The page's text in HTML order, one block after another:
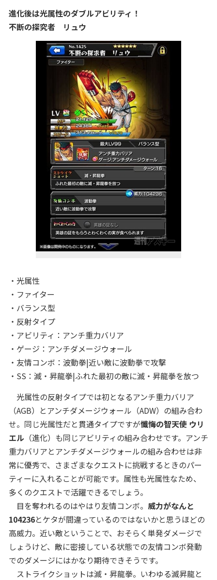
進化後は光属性のダブルアビリティ！
不断の探究者 リュウ
・光属性
・ファイター
・バランス型
・反射タイプ
・アビリティ：アンチ重力バリア
・ゲージ：アンチダメージウォール
・友情コンボ：波動拳|近い敵に波動拳で攻撃
・SS：滅・昇龍拳|ふれた最初の敵に滅・昇龍拳を放つ
光属性の反射タイプでは初となるアンチ重力バリア
（AGB）とアンチダメージウォール（ADW）の組み合わ
せ。同じ光属性だと貫通タイプですが懺悔の智天使 ウリ
エル （進化）も同じアビリティの組み合わせです。アンチ
重力バリアとアンチダメージウォールの組み合わせは非
常に優秀で、さまざまなクエストに挑戦するときのパー
ティーに入れることが可能です。属性も光属性なため、
多くのクエストで活躍できるでしょう。
目を奪われるのはやはり友情コンボ。 威力がなんと
104236とケタが間違っているのではないかと思うほどの
高威力。近い敵ということで、おそらく単発ダメージで
しょうけど、敵に密接している状態での友情コンボ発動
でのダメージにはかなり期待できそうです。
ストライクショットは滅・昇龍拳。いわゆる滅昇龍と